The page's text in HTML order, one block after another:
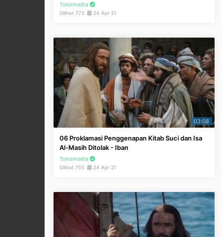
Tokomedia
Dilihat 773 24 Apr 21
03:08
06 Proklamasi Penggenapan Kitab Suci dan Isa
Al-Masih Ditolak - Iban
Tokomedia
Dilihat 755 24 Apr 21